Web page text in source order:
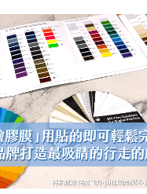
構強化之間的完美平衡。